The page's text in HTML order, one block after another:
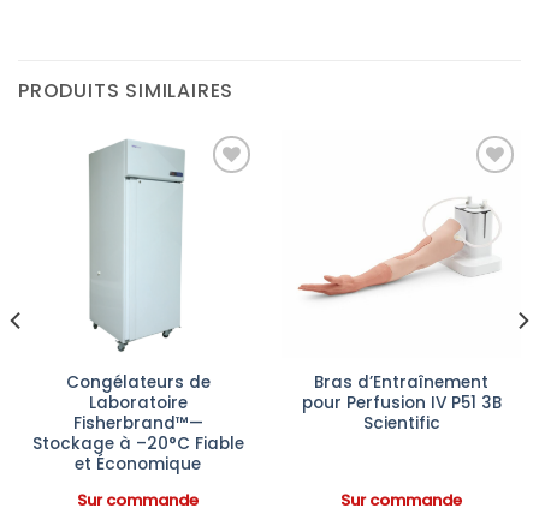
PRODUITS SIMILAIRES
Congélateurs de
Laboratoire
Fisherbrand™—
Stockage à –20°C Fiable
et Économique
Sur commande
Ajouter
à la liste
d’envies
Bras d’Entraînement
pour Perfusion IV P51 3B
Scientific
Sur commande